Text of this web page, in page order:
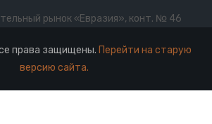
рынок «Евразия», конт. № 46
права защищены. Перейти на старую
версию сайта.